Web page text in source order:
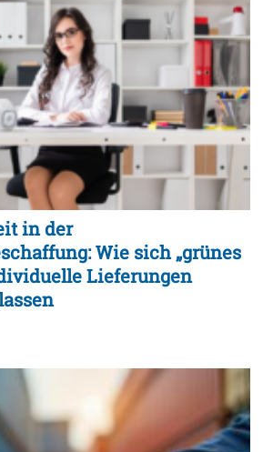
in der
Wie sich „grünes
Lieferungen